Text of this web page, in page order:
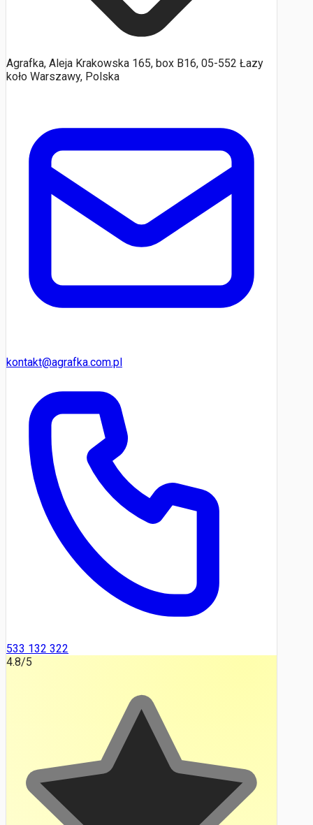
Agrafka, Aleja Krakowska 165, box B16, 05-552 Łazy
koło Warszawy, Polska
kontakt@agrafka.com.pl
533 132 322
4.8/5